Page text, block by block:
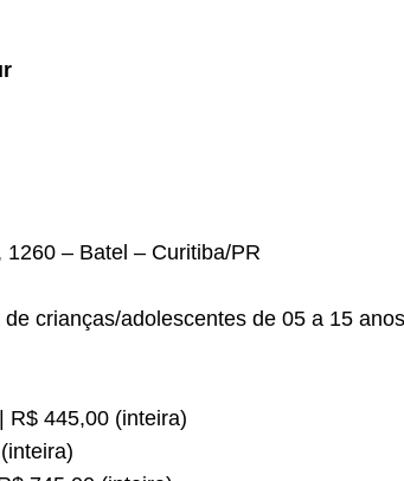
– Batel – Curitiba/PR
crianças/adolescentes de 05 a 15
R$ 445,00 (inteira)